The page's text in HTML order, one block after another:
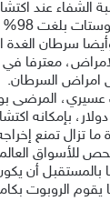
الشفاء عند
معترفا
السرطان.
المرضى
ما تزال تمنع
للأسواق
بالمستقبل أن
يقوم الروبوت